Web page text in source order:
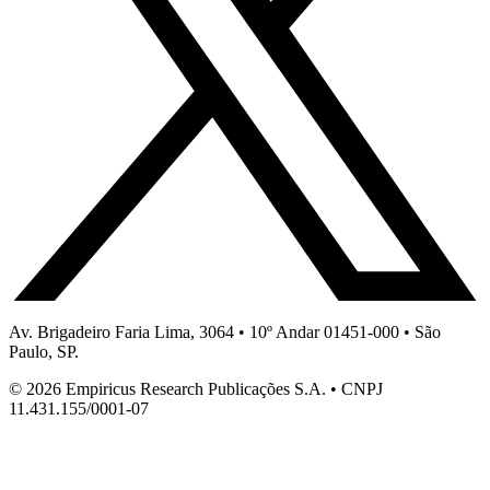
Av. Brigadeiro Faria Lima, 3064 • 10º Andar 01451-000 • São
Paulo, SP.
© 2026 Empiricus Research Publicações S.A. • CNPJ
11.431.155/0001-07